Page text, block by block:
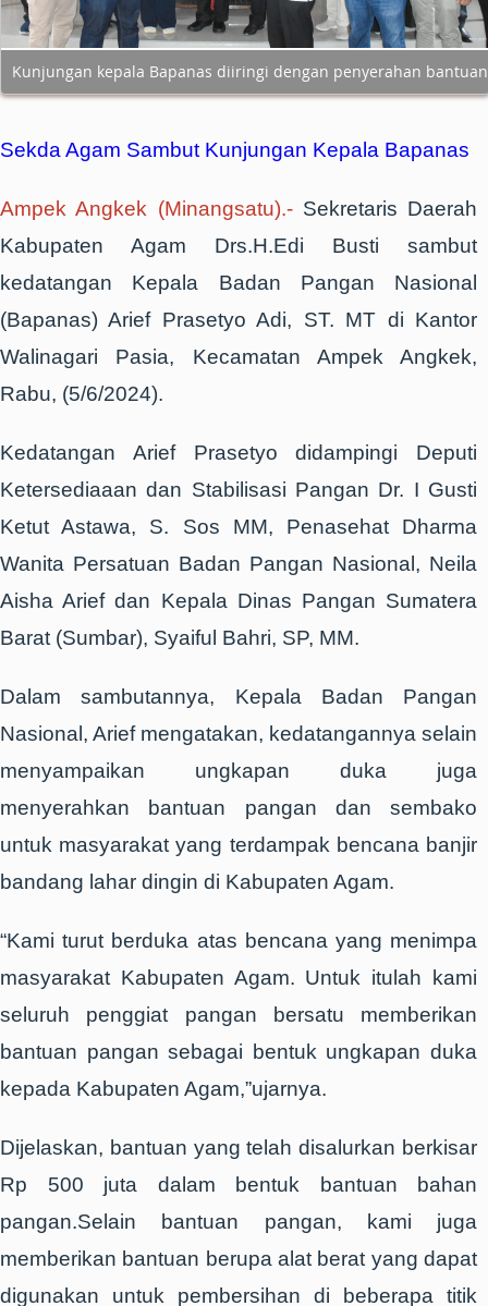
Kunjungan kepala Bapanas diiringi dengan penyerahan bantuan
Sekda Agam Sambut Kunjungan Kepala Bapanas
Ampek Angkek (Minangsatu).- Sekretaris Daerah
Kabupaten Agam Drs.H.Edi Busti sambut
kedatangan Kepala Badan Pangan Nasional
(Bapanas) Arief Prasetyo Adi, ST. MT di Kantor
Walinagari Pasia, Kecamatan Ampek Angkek,
Rabu, (5/6/2024).
Kedatangan Arief Prasetyo didampingi Deputi
Ketersediaaan dan Stabilisasi Pangan Dr. I Gusti
Ketut Astawa, S. Sos MM, Penasehat Dharma
Wanita Persatuan Badan Pangan Nasional, Neila
Aisha Arief dan Kepala Dinas Pangan Sumatera
Barat (Sumbar), Syaiful Bahri, SP, MM.
Dalam sambutannya, Kepala Badan Pangan
Nasional, Arief mengatakan, kedatangannya selain
menyampaikan ungkapan duka juga
menyerahkan bantuan pangan dan sembako
untuk masyarakat yang terdampak bencana banjir
bandang lahar dingin di Kabupaten Agam.
“Kami turut berduka atas bencana yang menimpa
masyarakat Kabupaten Agam. Untuk itulah kami
seluruh penggiat pangan bersatu memberikan
bantuan pangan sebagai bentuk ungkapan duka
kepada Kabupaten Agam,”ujarnya.
Dijelaskan, bantuan yang telah disalurkan berkisar
Rp 500 juta dalam bentuk bantuan bahan
pangan.Selain bantuan pangan, kami juga
memberikan bantuan berupa alat berat yang dapat
digunakan untuk pembersihan di beberapa titik